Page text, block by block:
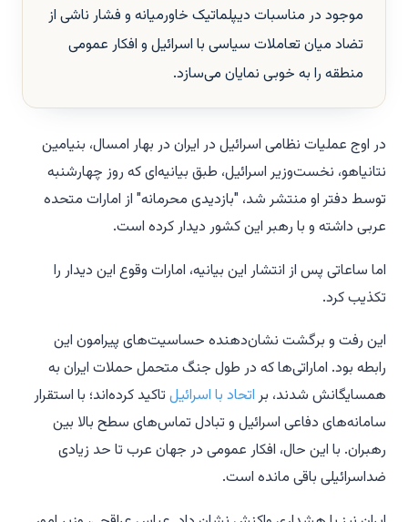
موجود در مناسبات دیپلماتیک خاورمیانه و فشار ناشی از
تضاد میان تعاملات سیاسی با اسرائیل و افکار عمومی
منطقه را به خوبی نمایان می‌سازد.
در اوج عملیات نظامی اسرائیل در ایران در بهار امسال، بنیامین
نتانیاهو، نخست‌وزیر اسرائیل، طبق بیانیه‌ای که روز چهارشنبه
توسط دفتر او منتشر شد، "بازدیدی محرمانه" از امارات متحده
عربی داشته و با رهبر این کشور دیدار کرده است.
اما ساعاتی پس از انتشار این بیانیه، امارات وقوع این دیدار را
تکذیب کرد.
این رفت و برگشت نشان‌دهنده حساسیت‌های پیرامون این
رابطه بود. اماراتی‌ها که در طول جنگ متحمل حملات ایران به
همسایگانش شدند، براتحاد با اسرائیل تاکید کرده‌اند؛ با استقرار
سامانه‌های دفاعی اسرائیل و تبادل تماس‌های سطح بالا بین
رهبران. با این حال، افکار عمومی در جهان عرب تا حد زیادی
ضداسرائیلی باقی مانده است.